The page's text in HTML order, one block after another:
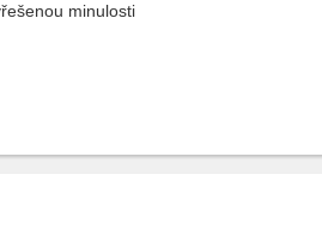
minulosti